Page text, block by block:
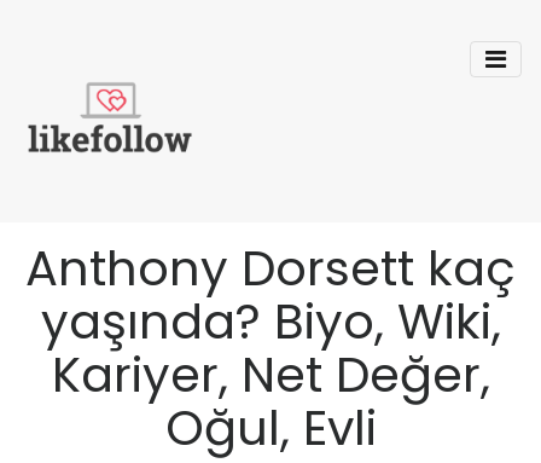
Anthony Dorsett kaç
yaşında? Biyo, Wiki,
Kariyer, Net Değer,
Oğul, Evli